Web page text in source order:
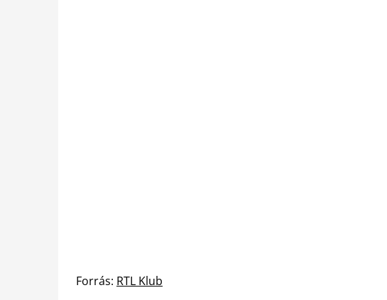
Forrás: RTL Klub